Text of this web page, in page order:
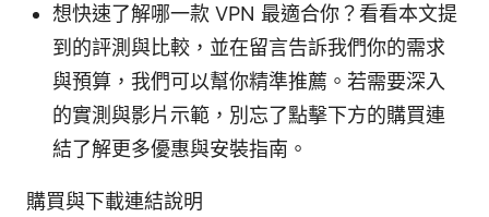
想快速了解哪一款 VPN 最適合你？看看本文提
到的評測與比較，並在留言告訴我們你的需求
與預算，我們可以幫你精準推薦。若需要深入
的實測與影片示範，別忘了點擊下方的購買連
結了解更多優惠與安裝指南。
購買與下載連結說明